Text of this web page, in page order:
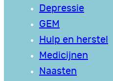
Depressie
GEM
Hulp en herstel
Medicijnen
Naasten